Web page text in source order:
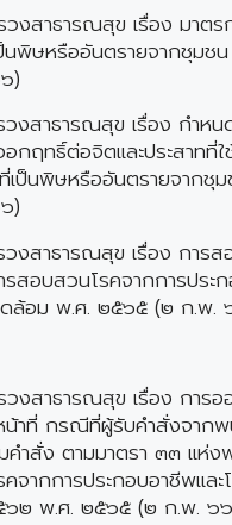
วงสาธารณสุข เรื่อง มาตร
นพิษหรืออันตรายจากชุมช
)
งสาธารณสุข เรื่อง กำหน
ฤทธิ์ต่อจิตและประสาทที่ใ
เป็นพิษหรืออันตรายจากชุ
)
วงสาธารณสุข เรื่อง การส
รสอบสวนโรคจากการประ
ดล้อม พ.ศ. ๒๕๖๕ (๒ ก.พ.
วงสาธารณสุข เรื่อง การอ
น้าที่ กรณีที่ผู้รับคำสั่งจากพ
ำสั่ง ตามมาตรา ๓๓ แห่ง
ากการประกอบอาชีพและ
๖๒ พ.ศ. ๒๕๖๕ (๒ ก.พ. ๖